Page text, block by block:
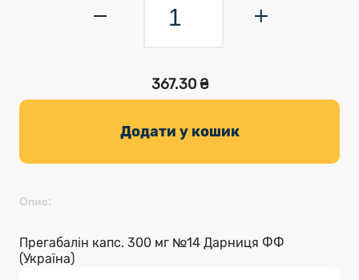
367.30 ₴
Додати у кошик
Опис:
Прегабалін капс. 300 мг №14 Дарниця ФФ
(Україна)